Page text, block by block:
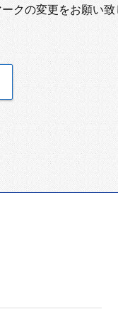
クの変更をお願い致